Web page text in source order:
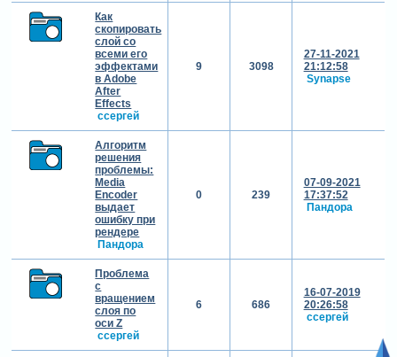
Как
скопировать
слой со
всеми его
эффектами
в Adobe
After
Effects
cсергей
9 3098
27-11-2021
21:12:58
Synapse
Алгоритм
решения
проблемы:
Media
Encoder
выдает
ошибку при
рендере
Пандора
0 239
07-09-2021
17:37:52
Пандора
Проблема
с
вращением
слоя по
оси Z
cсергей
6 686
16-07-2019
20:26:58
cсергей